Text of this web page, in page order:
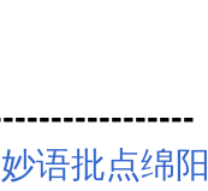
语批点绵